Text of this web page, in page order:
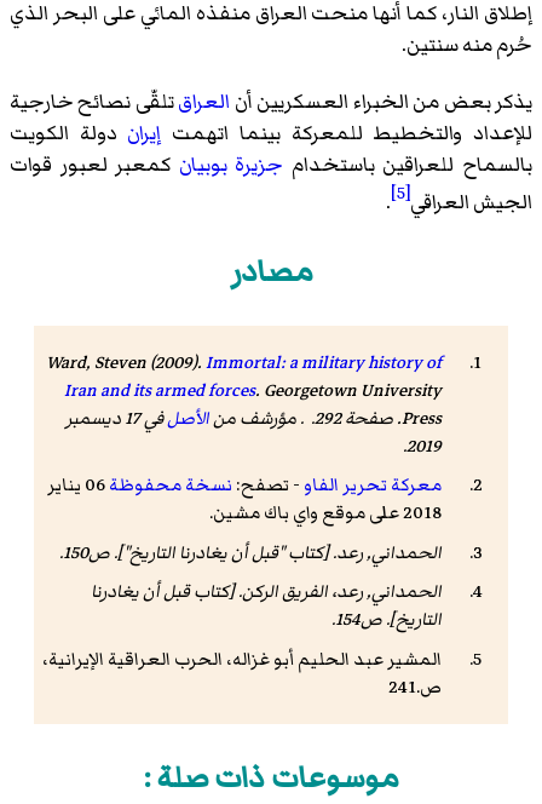
إطلاق النار، كما أنها منحت العراق منفذه المائي على البحر الذي
حُرم منه سنتين.
يذكر بعض من الخبراء العسكريين أن العراقتلقّى نصائح خارجية
للإعداد والتخطيط للمعركة بينما اتهمت إيران دولة الكويت
بالسماح للعراقين باستخدام جزيرة بوبيان كمعبر لعبور قوات
الجيش العراقي[5]
.
مصادر
Ward, Steven (2009).Immortal: a military history of
Iran and its armed forces. Georgetown University
Press. صفحة 292. . مؤرشف من
الأصل
في 17 ديسمبر
2019.
معركة تحرير الفاو - تصفح: نسخة محفوظة
06 يناير
2018 على موقع واي باك مشين.
الحمداني, رعد. [كتاب"قبل أن يغادرنا التاريخ"]. ص150.
الحمداني, رعد، الفريق الركن. [كتابقبل أن يغادرنا
التاريخ]. ص154.
المشير عبد الحليم أبو غزاله، الحرب العراقية الإيرانية،
ص.241
موسوعات ذات صلة :